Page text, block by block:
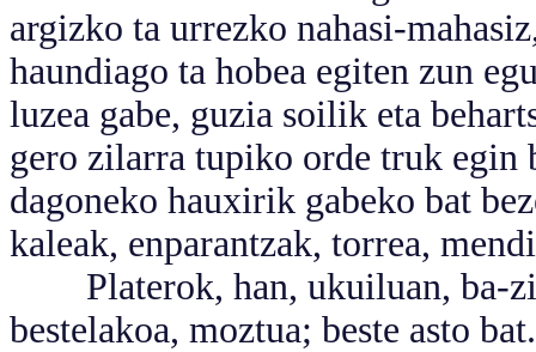
argizko ta urrezko nahasi-
haundiago ta hobea egiten zun
luzea gabe, guzia soilik eta
gero zilarra tupiko orde truk
dagoneko hauxirik gabeko bat
kaleak, enparantzak, torrea,
Platerok, han, ukuiluan, ba-
bestelakoa, moztua; beste asto